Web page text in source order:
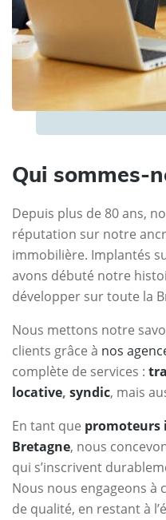
Qui sommes-
Depuis plus de 80 ans,
réputation sur notre
immobilière. Implantés
avons débuté notre
développer sur toute la
Nous mettons notre
clients grâce à nos
complète de services :
locative, syndic, mais
En tant que promoteurs
Bretagne, nous
qui s’inscrivent
Nous nous engageons
de qualité, en restant à